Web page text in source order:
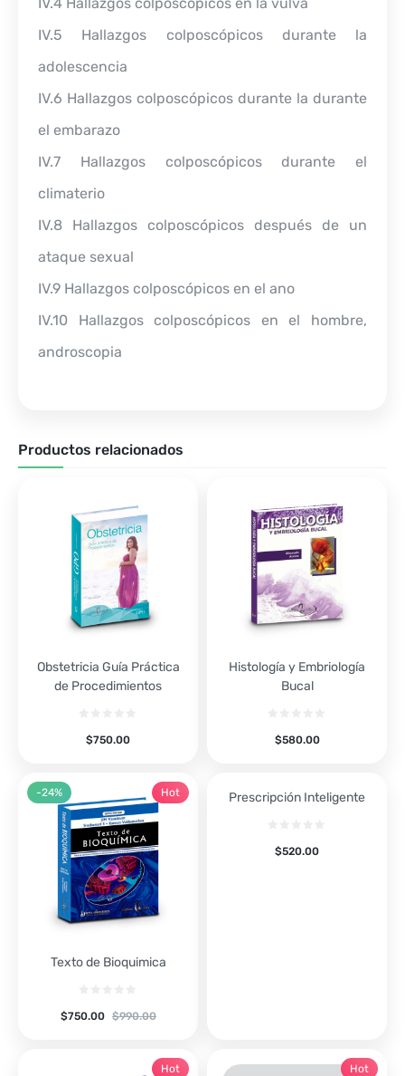
IV.5 Hallazgos colposcópicos durante la
adolescencia
IV.6 Hallazgos colposcópicos durante la durante
el embarazo
IV.7 Hallazgos colposcópicos durante el
climaterio
IV.8 Hallazgos colposcópicos después de un
ataque sexual
IV.9 Hallazgos colposcópicos en el ano
IV.10 Hallazgos colposcópicos en el hombre,
androscopia
Productos relacionados
Obstetricia Guía Práctica
de Procedimientos
$750.00
Histología y Embriología
Bucal
$580.00
Texto de Bioquimica
$990.00
$750.00
-24% Hot Prescripción Inteligente
$520.00
Hot Hot